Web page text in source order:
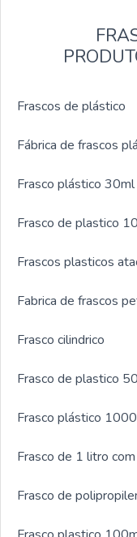
Frascos de plástico
Fábrica de frascos
Frasco plástico 30ml
Frasco de plastico
Frascos plasticos
Fabrica de frascos
Frasco cilindrico
Frasco de plastico
Frasco plástico
Frasco de 1 litro
Frasco de